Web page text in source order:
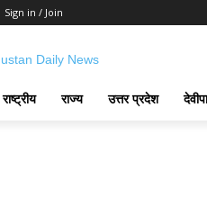
Sign in / Join
राष्ट्रीय राज्य उत्तर प्रदेश